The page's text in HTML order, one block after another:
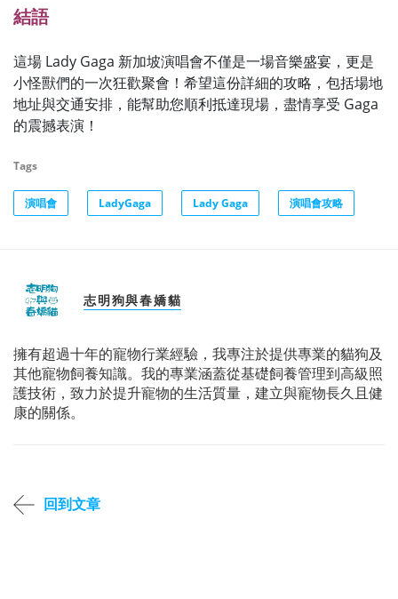
結語
這場 Lady Gaga 新加坡演唱會不僅是一場音樂盛宴，更是
小怪獸們的一次狂歡聚會！希望這份詳細的攻略，包括場地
地址與交通安排，能幫助您順利抵達現場，盡情享受 Gaga
的震撼表演！
Tags
演唱會 LadyGaga Lady Gaga 演唱會攻略
志明狗與春嬌貓
擁有超過十年的寵物行業經驗，我專注於提供專業的貓狗及
其他寵物飼養知識。我的專業涵蓋從基礎飼養管理到高級照
護技術，致力於提升寵物的生活質量，建立與寵物長久且健
康的關係。
回到文章